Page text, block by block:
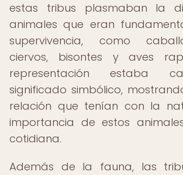
estas tribus plasmaban la
animales que eran
supervivencia, como
ciervos, bisontes y aves
representación estaba
significado simbólico,
relación que tenían con la
importancia de estos
cotidiana.
Además de la fauna, las